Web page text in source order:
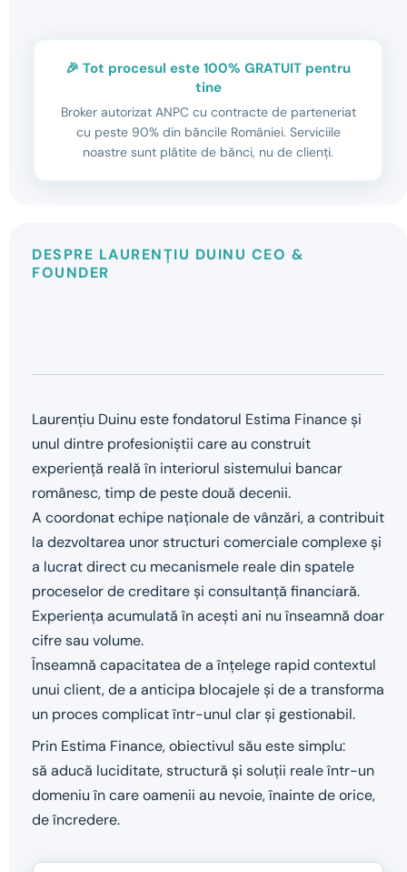
🎉 Tot procesul este 100% GRATUIT pentru
tine
Broker autorizat ANPC cu contracte de parteneriat
cu peste 90% din băncile României. Serviciile
noastre sunt plătite de bănci, nu de clienți.
DESPRE LAURENȚIU DUINU CEO &
FOUNDER
Laurențiu Duinu este fondatorul Estima Finance și
unul dintre profesioniștii care au construit
experiență reală în interiorul sistemului bancar
românesc, timp de peste două decenii.
A coordonat echipe naționale de vânzări, a contribuit
la dezvoltarea unor structuri comerciale complexe și
a lucrat direct cu mecanismele reale din spatele
proceselor de creditare și consultanță financiară.
Experiența acumulată în acești ani nu înseamnă doar
cifre sau volume.
Înseamnă capacitatea de a înțelege rapid contextul
unui client, de a anticipa blocajele și de a transforma
un proces complicat într-unul clar și gestionabil.
Prin Estima Finance, obiectivul său este simplu:
să aducă luciditate, structură și soluții reale într-un
domeniu în care oamenii au nevoie, înainte de orice,
de încredere.